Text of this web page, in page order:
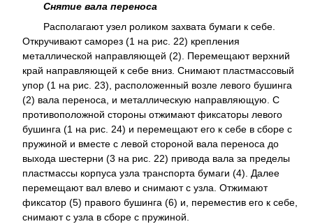
Снятие вала переноса
Располагают узел роликом захвата бумаги к себе.
Откручивают саморез (1 на рис. 22) крепления
металлической направляющей (2). Перемещают верхний
край направляющей к себе вниз. Снимают пластмассовый
упор (1 на рис. 23), расположенный возле левого бушинга
(2) вала переноса, и металлическую направляющую. С
противоположной стороны отжимают фиксаторы левого
бушинга (1 на рис. 24) и перемещают его к себе в сборе с
пружиной и вместе с левой стороной вала переноса до
выхода шестерни (3 на рис. 22) привода вала за пределы
пластмассы корпуса узла транспорта бумаги (4). Далее
перемещают вал влево и снимают с узла. Отжимают
фиксатор (5) правого бушинга (6) и, переместив его к себе,
снимают с узла в сборе с пружиной.